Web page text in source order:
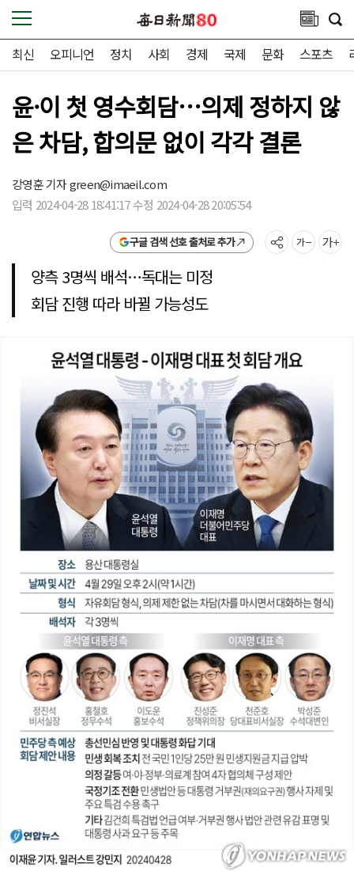
최신 오피니언 정치 사회 경제 국제 문화 스포츠
윤·이 첫 영수회담…의제 정하지 않
은 차담, 합의문 없이 각각 결론
강영훈 기자green@imaeil.com
입력 2024-04-28 18:41:17 수정 2024-04-28 20:05:54
구글 검색 선호 출처로 추가
양측 3명씩 배석…독대는 미정
회담 진행 따라 바뀔 가능성도